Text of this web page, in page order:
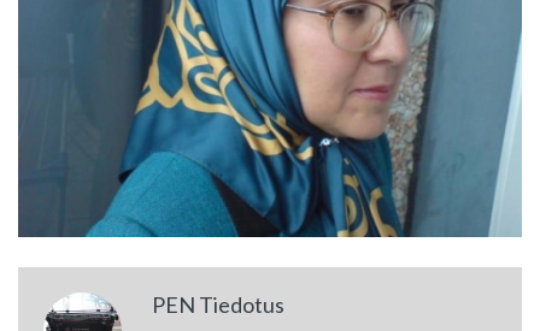
PEN Tiedotus